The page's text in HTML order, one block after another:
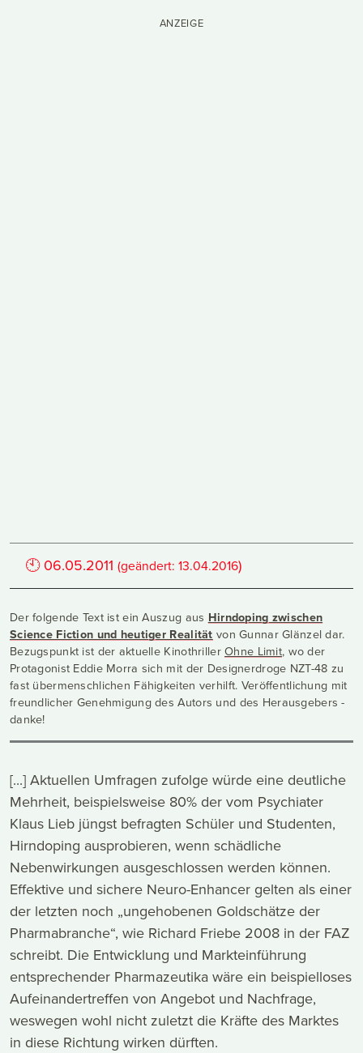
ANZEIGE
🕙 06.05.2011 (geändert:13.04.2016)
Der folgende Text ist ein Auszug aus Hirndoping zwischen
Science Fiction und heutiger Realität von Gunnar Glänzel dar.
Bezugspunkt ist der aktuelle KinothrillerOhne Limit, wo der
Protagonist Eddie Morra sich mit der Designerdroge NZT-48 zu
fast übermenschlichen Fähigkeiten verhilft. Veröffentlichung mit
freundlicher Genehmigung des Autors und des Herausgebers -
danke!
[...] Aktuellen Umfragen zufolge würde eine deutliche
Mehrheit, beispielsweise 80% der vom Psychiater
Klaus Lieb jüngst befragten Schüler und Studenten,
Hirndoping ausprobieren, wenn schädliche
Nebenwirkungen ausgeschlossen werden können.
Effektive und sichere Neuro-Enhancer gelten als einer
der letzten noch „ungehobenen Goldschätze der
Pharmabranche“, wie Richard Friebe 2008 in der FAZ
schreibt. Die Entwicklung und Markteinführung
entsprechender Pharmazeutika wäre ein beispielloses
Aufeinandertreffen von Angebot und Nachfrage,
weswegen wohl nicht zuletzt die Kräfte des Marktes
in diese Richtung wirken dürften.